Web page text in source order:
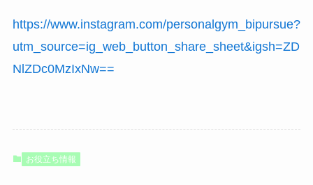
https://www.instagram.com/personalgym_bipursue?
utm_source=ig_web_button_share_sheet&igsh=ZD
NlZDc0MzIxNw==
お役立ち情報